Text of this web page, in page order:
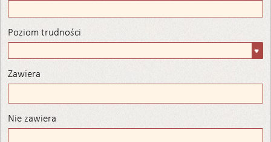
Poziom trudności
trudności
Zawiera
Nie zawiera